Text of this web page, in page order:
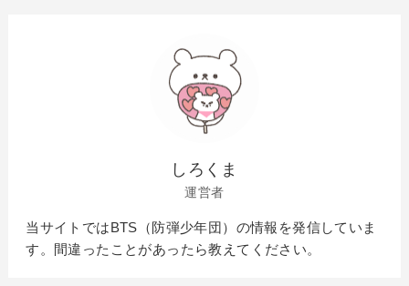
しろくま
運営者
当サイトではBTS（防弾少年団）の情報を発信していま
す。間違ったことがあったら教えてください。